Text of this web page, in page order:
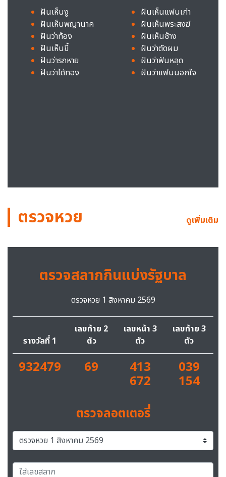
ฝันเห็นงู
ฝันเห็นพญานาค
ฝันว่าท้อง
ฝันเห็นขี้
ฝันว่ารถหาย
ฝันว่าได้ทอง
ฝันเห็นแฟนเก่า
ฝันเห็นพระสงฆ์
ฝันเห็นช้าง
ฝันว่าตัดผม
ฝันว่าฟันหลุด
ฝันว่าแฟนนอกใจ
ตรวจหวย ดูเพิ่มเติม
ตรวจสลากกินแบ่งรัฐบาล
ตรวจหวย 1 สิงหาคม 2569
รางวัลที่ 1
เลขท้าย 2
ตัว
เลขหน้า 3
ตัว
เลขท้าย 3
ตัว
932479 69 413
672
039
154
ตรวจลอตเตอรี่